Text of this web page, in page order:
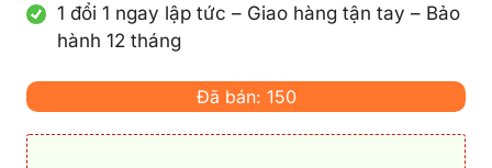
1 đổi 1 ngay lập tức – Giao hàng tận tay – Bảo
hành 12 tháng
Đã bán: 150